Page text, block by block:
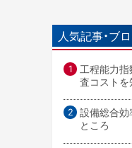
人気記事・ブ
工程能力
査コストを
設備総合効
ところ